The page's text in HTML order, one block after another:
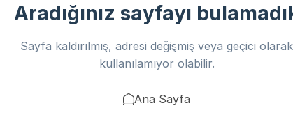
Aradığınız sayfayı
Sayfa kaldırılmış, adresi değişmiş veya geçici olarak
kullanılamıyor olabilir.
Ana Sayfa